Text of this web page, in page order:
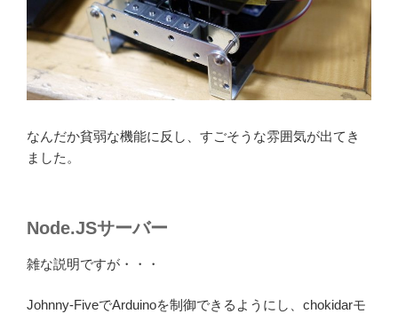
なんだか貧弱な機能に反し、すごそうな雰囲気が出てき
ました。
Node.JSサーバー
雑な説明ですが・・・
Johnny-FiveでArduinoを制御できるようにし、chokidarモ